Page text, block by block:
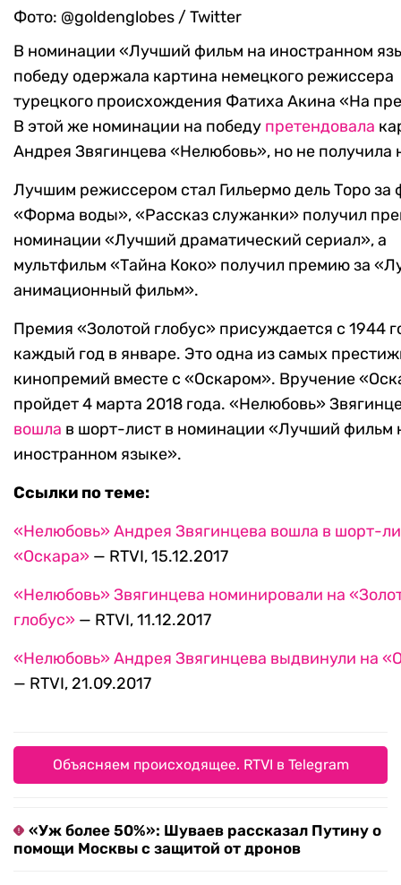
Фото: @goldenglobes / Twitter
В номинации «Лучший фильм на иностранном
победу одержала картина немецкого режиссера
турецкого происхождения Фатиха Акина «На
В этой же номинации на победу претендовала
Андрея Звягинцева «Нелюбовь», но не получила
Лучшим режиссером стал Гильермо дель Торо за
«Форма воды», «Рассказ служанки» получил
номинации «Лучший драматический сериал», а
мультфильм «Тайна Коко» получил премию за
анимационный фильм».
Премия «Золотой глобус» присуждается с 1944
каждый год в январе. Это одна из самых
кинопремий вместе с «Оскаром». Вручение
пройдет 4 марта 2018 года. «Нелюбовь»
вошла в шорт-лист в номинации «Лучший фильм
иностранном языке».
Ссылки по теме:
«Нелюбовь» Андрея Звягинцева вошла в шорт-
«Оскара» — RTVI, 15.12.2017
«Нелюбовь» Звягинцева номинировали на
глобус» — RTVI, 11.12.2017
«Нелюбовь» Андрея Звягинцева выдвинули на
— RTVI, 21.09.2017
Объясняем происходящее. RTVI в Telegram
«Уж более 50%»: Шуваев рассказал Путину о
помощи Москвы с защитой от дронов